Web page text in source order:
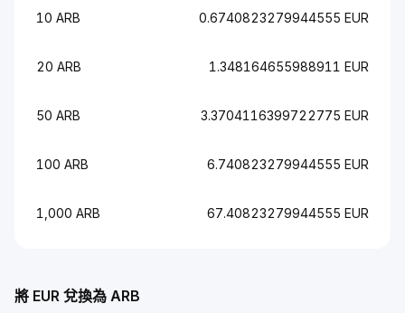
10 ARB 0.6740823279944555 EUR
20 ARB 1.348164655988911 EUR
50 ARB 3.3704116399722775 EUR
100 ARB 6.740823279944555 EUR
1,000 ARB 67.40823279944555 EUR
將 EUR 兌換為 ARB